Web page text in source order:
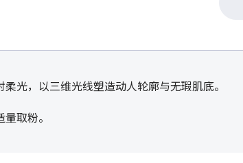
光，以三维光线塑造动人轮廓与无瑕肌底。
取粉。